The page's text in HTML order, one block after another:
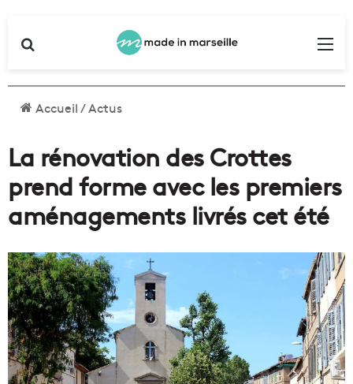
Accueil/Actus
La rénovation des Crottes
prend forme avec les premiers
aménagements livrés cet été